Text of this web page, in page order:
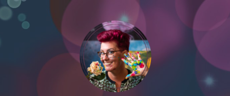
Naar
inhoud
Zoeken